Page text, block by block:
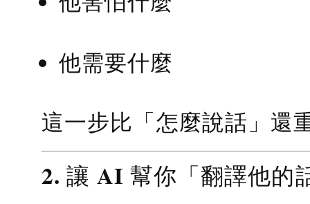
他需要什麼
這一步比「怎麼說話」還
2. 讓 AI 幫你「翻譯他的